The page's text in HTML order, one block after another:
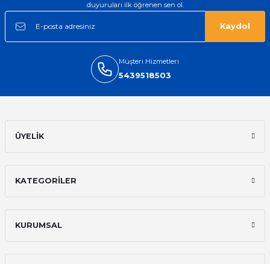
duyuruları ilk öğrenen sen ol.
Kaydol
Müşteri Hizmetleri
5439518503
ÜYELİK
KATEGORİLER
KURUMSAL